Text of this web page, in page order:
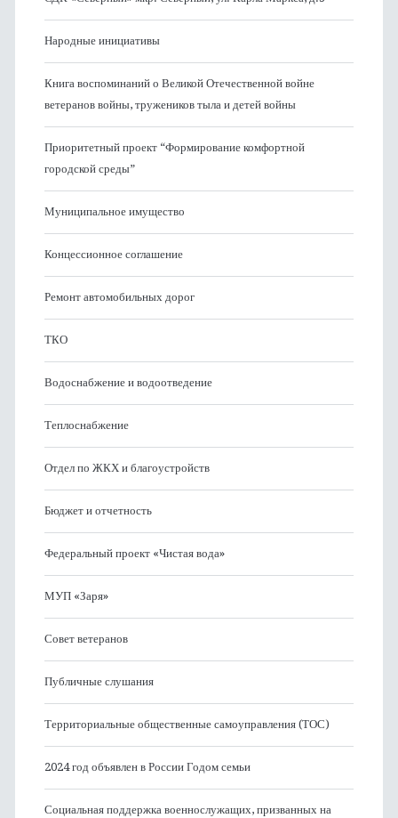
Народные инициативы
Книга воспоминаний о Великой Отечественной войне
ветеранов войны, тружеников тыла и детей войны
Приоритетный проект “Формирование комфортной
городской среды”
Муниципальное имущество
Концессионное соглашение
Ремонт автомобильных дорог
ТКО
Водоснабжение и водоотведение
Теплоснабжение
Отдел по ЖКХ и благоустройств
Бюджет и отчетность
Федеральный проект «Чистая вода»
МУП «Заря»
Совет ветеранов
Публичные слушания
Территориальные общественные самоуправления (ТОС)
2024 год объявлен в России Годом семьи
Социальная поддержка военнослужащих, призванных на